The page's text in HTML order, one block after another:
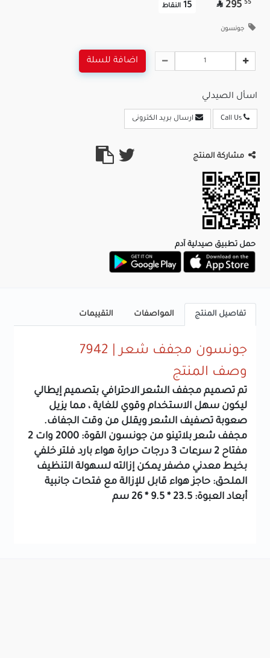
55
295

15 النقاط
جونسون
اضافة للسلة
اسأل الصيدلي
ارسال بريد الكترونى
مشاركة المنتج
حمل تطبيق صيدلية آدم
تفاصيل المنتج المواصفات التقييمات
جونسون مجفف شعر | 7942
وصف المنتج
تم تصميم مجفف الشعر الاحترافي بتصميم إيطالي
ليكون سهل الاستخدام وقوي للغاية ، مما يزيل
صعوبة تصفيف الشعر ويقلل من وقت الجفاف.
مجفف شعر بلاتينو من جونسون القوة: 2000 وات 2
مفتاح 2 سرعات 3 درجات حرارة هواء بارد فلتر خلفي
بخيط معدني مضفر يمكن إزالته لسهولة التنظيف
الملحق: حاجز هواء قابل للإزالة مع فتحات جانبية
أبعاد العبوة: 23.5 * 9.5 * 26 سم